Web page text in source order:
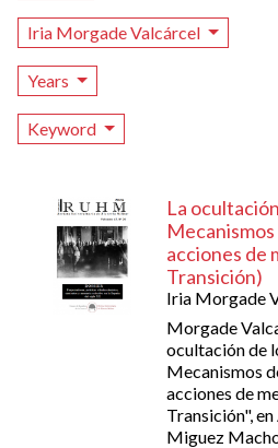
Iria Morgade Valcárcel
Years
Keyword
La
acciones de
Transición)
Iria Morgade
Morgade
ocultación de
Mecanismos
acciones de
Transición",
Miguez